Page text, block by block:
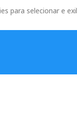
para selecionar e